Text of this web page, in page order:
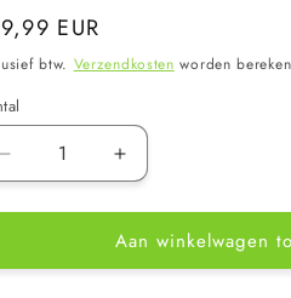
EUR
btw. Verzendkosten worden
Aantal
verlagen
voor
Spa
Aantal
verhogen
voor
Life
Spa
Aan winkelwagen